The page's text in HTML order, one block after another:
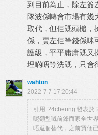
到目前為止，除左簽
隊波係轉會市場有幾
取代，但佢既頭槌，
係，賣左佢筆錢係咪
護級，平平庸庸既又
埋啲唔等洗既，只會
wahton
2022-7-7 17:20:44
引用: 24cheung 發表於
呢類型嘅前鋒而家全世
唔返個替代，之前買個